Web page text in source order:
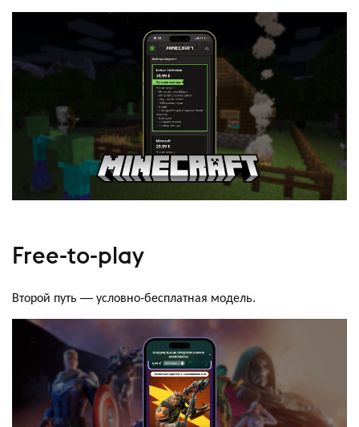
Free-to-play
Второй путь — условно-бесплатная модель.